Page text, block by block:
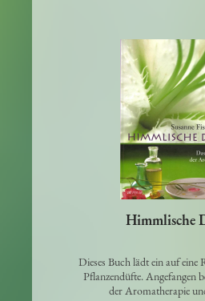
Himmlische
Dieses Buch lädt ein auf eine
Pflanzendüfte. Angefangen